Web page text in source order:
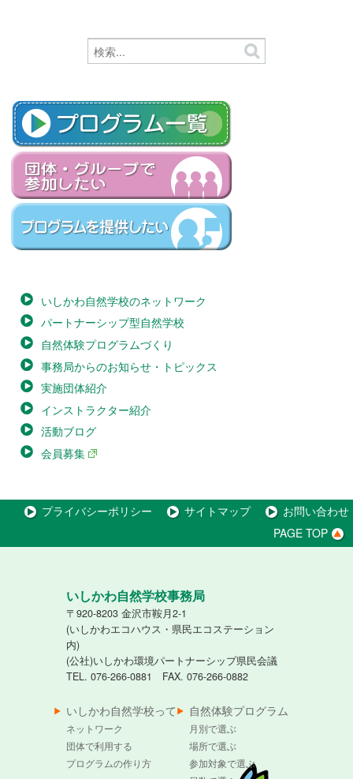
いしかわ自然学校のネットワーク
パートナーシップ型自然学校
自然体験プログラムづくり
事務局からのお知らせ・トピックス
実施団体紹介
インストラクター紹介
活動ブログ
会員募集
プライバシーポリシー サイトマップ
お問い合わせ
PAGE TOP
いしかわ自然学校事務局
〒920-8203 金沢市鞍月2-1
(いしかわエコハウス・県民エコステーション
内)
(公社)いしかわ環境パートナーシップ県民会議
TEL. 076-266-0881 FAX. 076-266-0882
いしかわ自然学校って
ネットワーク
団体で利用する
プログラムの作り方
自然体験プログラム
月別で選ぶ
場所で選ぶ
参加対象で選ぶ